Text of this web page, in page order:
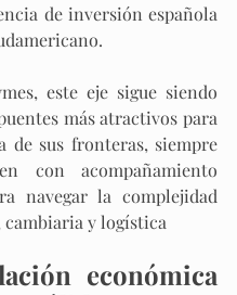
de inversión española
este eje sigue siendo
más atractivos para
de sus fronteras, siempre
con acompañamiento
navegar la complejidad
y logística
económica